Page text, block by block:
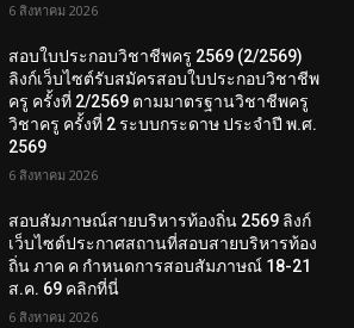
6 สิงหาคม 2026
สอบใบประกอบวิชาชีพครู 2569 (2/2569)
ลิงก์เว็บไซต์รับสมัครสอบใบประกอบวิชาชีพ
ครู ครั้งที่ 2/2569 ตามมาตรฐานวิชาชีพครู
วิชาครู ครั้งที่ 2 ระบบกระดาษ ประจำปี พ.ศ.
2569
6 สิงหาคม 2026
สอบสัมภาษณ์สายบริหารท้องถิ่น 2569 ลิงก์
เว็บไซต์ประกาศสถานที่สอบสายบริหารท้อง
ถิ่น ภาค ค กำหนดการสอบสัมภาษณ์ 18-21
ส.ค. 69 คลิกที่นี่
6 สิงหาคม 2026